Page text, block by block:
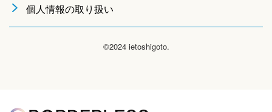
個人情報の取り扱い
©2024 ietoshigoto.